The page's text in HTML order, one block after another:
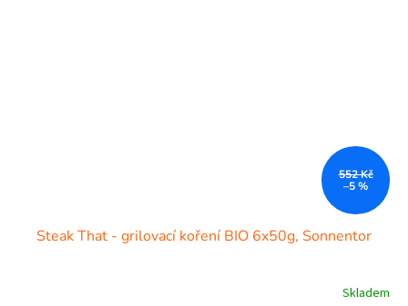
552 Kč
–5 %
Steak That - grilovací koření BIO 6x50g, Sonnentor
Skladem